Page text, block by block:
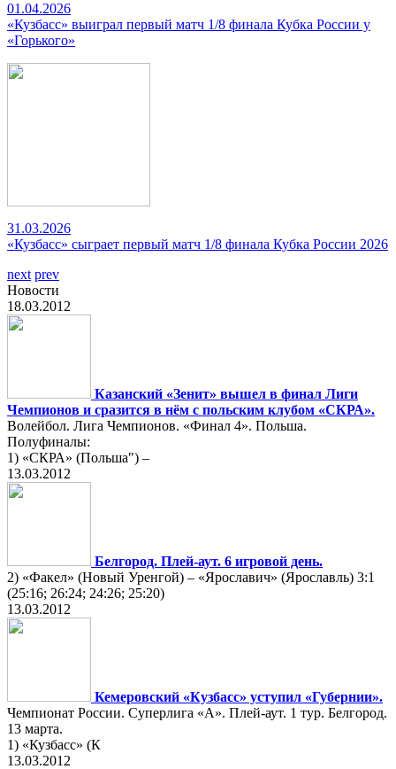
01.04.2026
«Кузбасс» выиграл первый матч 1/8 финала Кубка России у
«Горького»
31.03.2026
«Кузбасс» сыграет первый матч 1/8 финала Кубка России 2026
next prev
Новости
18.03.2012
Казанский «Зенит» вышел в финал Лиги
Чемпионов и сразится в нём с польским клубом «СКРА».
Волейбол. Лига Чемпионов. «Финал 4». Польша.
Полуфиналы:
1) «СКРА» (Польша") –
13.03.2012
Белгород. Плей-аут. 6 игровой день.
2) «Факел» (Новый Уренгой) – «Ярославич» (Ярославль) 3:1
(25:16; 26:24; 24:26; 25:20)
13.03.2012
Кемеровский «Кузбасс» уступил «Губернии».
Чемпионат России. Суперлига «А». Плей-аут. 1 тур. Белгород.
13 марта.
1) «Кузбасс» (К
13.03.2012